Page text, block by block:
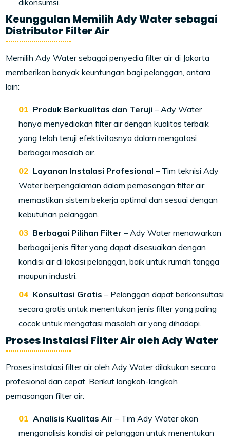
dikonsumsi.
Keunggulan Memilih Ady Water sebagai
Distributor Filter Air
Memilih Ady Water sebagai penyedia filter air di Jakarta
memberikan banyak keuntungan bagi pelanggan, antara
lain:
Produk Berkualitas dan Teruji – Ady Water
hanya menyediakan filter air dengan kualitas terbaik
yang telah teruji efektivitasnya dalam mengatasi
berbagai masalah air.
Layanan Instalasi Profesional – Tim teknisi Ady
Water berpengalaman dalam pemasangan filter air,
memastikan sistem bekerja optimal dan sesuai dengan
kebutuhan pelanggan.
Berbagai Pilihan Filter – Ady Water menawarkan
berbagai jenis filter yang dapat disesuaikan dengan
kondisi air di lokasi pelanggan, baik untuk rumah tangga
maupun industri.
Konsultasi Gratis – Pelanggan dapat berkonsultasi
secara gratis untuk menentukan jenis filter yang paling
cocok untuk mengatasi masalah air yang dihadapi.
Proses Instalasi Filter Air oleh Ady Water
Proses instalasi filter air oleh Ady Water dilakukan secara
profesional dan cepat. Berikut langkah-langkah
pemasangan filter air:
Analisis Kualitas Air – Tim Ady Water akan
menganalisis kondisi air pelanggan untuk menentukan